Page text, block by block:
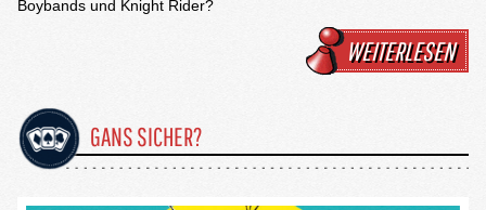
Boybands und Knight Rider?
WEITERLESEN
GANS SICHER?